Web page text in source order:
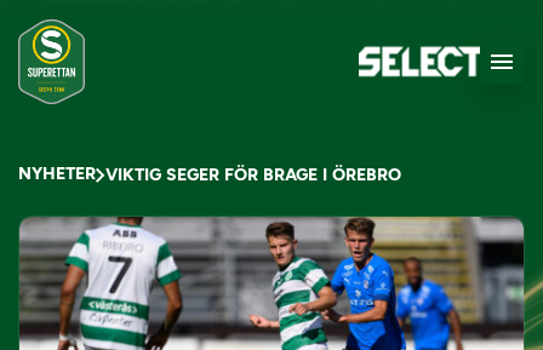
NYHETER VIKTIG SEGER FÖR BRAGE I ÖREBRO